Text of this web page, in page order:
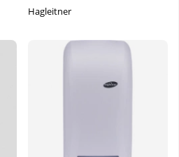
Hagleitner